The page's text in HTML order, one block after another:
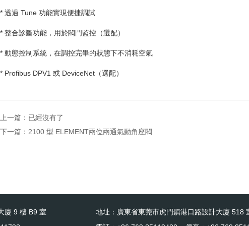
* 透過 Tune 功能實現便捷調試
* 整合診斷功能，用於閥門監控（選配）
* 動態控制系統，在調控完畢的狀態下不消耗空氣
* Profibus DPV1 或 DeviceNet （選配）
上一篇：已經沒有了
下一篇： 2100 型 ELEMENT兩位兩通氣動角座閥
廈 9 樓 B9 室
地址：廣東省東莞市虎門鎮港口路設計大廈 518